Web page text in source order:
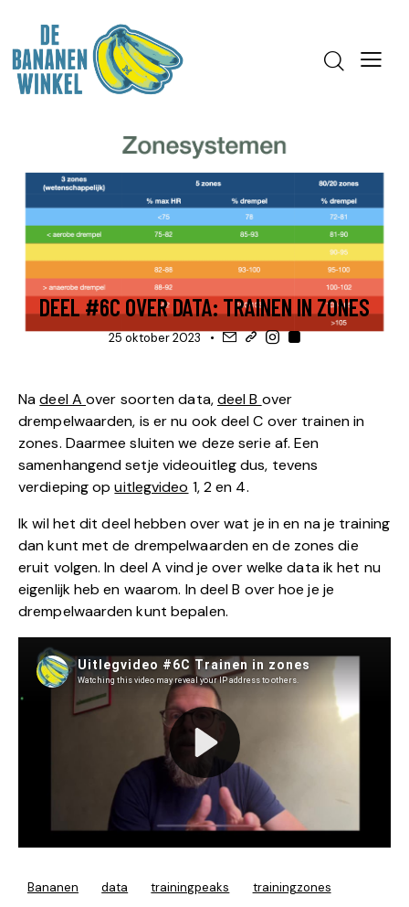
HULP, APPS & TOOLS UITLEG VIDEO
DEEL #6C OVER DATA: TRAINEN IN ZONES
25 oktober 2023
Nadeel Aover soorten data,deel B over
drempelwaarden, is er nu ook deel C over trainen in
zones. Daarmee sluiten we deze serie af. Een
samenhangend setje videouitleg dus, tevens
verdieping opuitlegvideo 1, 2 en 4.
Ik wil het dit deel hebben over wat je in en na je training
dan kunt met de drempelwaarden en de zones die
eruit volgen. In deel A vind je over welke data ik het nu
eigenlijk heb en waarom. In deel B over hoe je je
drempelwaarden kunt bepalen.
Bananen data trainingpeaks
trainingzones